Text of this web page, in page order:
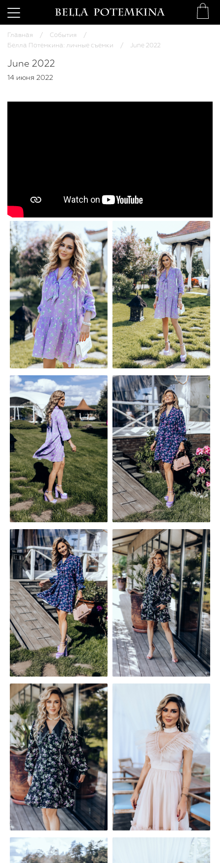
Главная
События
Белла Потемкина: личные съемки
June 2022
June 2022
14 июня 2022